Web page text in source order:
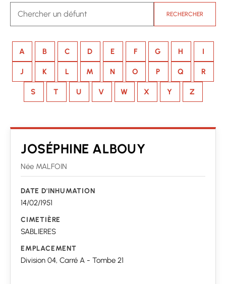
RECHERCHER
A B C D E F G H I
J K L M N O P Q R
S T U V W X Y Z
JOSÉPHINE ALBOUY
Née MALFOIN
DATE D'INHUMATION
14/02/1951
CIMETIÈRE
SABLIERES
EMPLACEMENT
Division 04, Carré A - Tombe 21